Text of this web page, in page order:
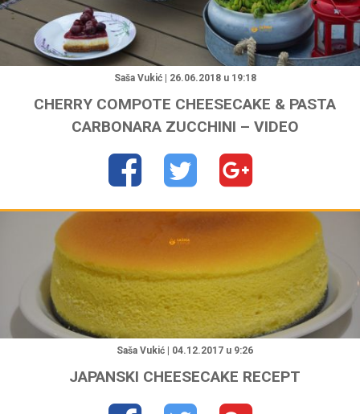
Saša Vukić | 26.06.2018 u 19:18
CHERRY COMPOTE CHEESECAKE & PASTA
CARBONARA ZUCCHINI – VIDEO
"
Saša Vukić | 04.12.2017 u 9:26
JAPANSKI CHEESECAKE RECEPT